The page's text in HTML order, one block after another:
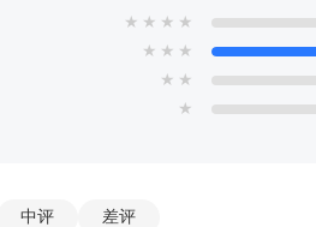
★ ★ ★ ★
★ ★ ★
★ ★
★
中评 差评